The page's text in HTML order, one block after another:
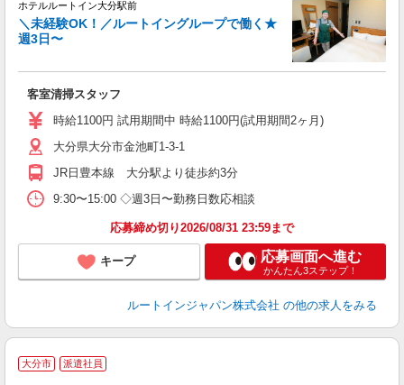
ホテルルートイン大分駅前
＼未経験OK！／ルートイングループで働く★
週3日〜
客室清掃スタッフ
時給1100円 試用期間中 時給1100円(試用期間2ヶ月)
大分県大分市金池町1-3-1
JR日豊本線 大分駅より徒歩約3分
9:30〜15:00 ◇週3日〜勤務日数応相談
応募締め切り2026/08/31 23:59まで
キープ 応募画面へ進む
かんたん3ステップ！
ルートインジャパン株式会社 の他の求人をみる
大分市 派遣社員